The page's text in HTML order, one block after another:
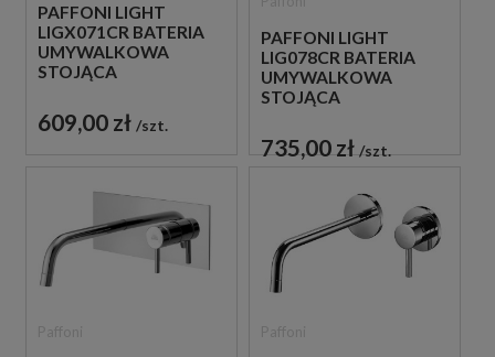
PAFFONI LIGHT
LIGX071CR BATERIA
UMYWALKOWA
STOJĄCA
CHROM
609,00 zł szt.
PAFFONI LIGHT
LIG078CR BATERIA
UMYWALKOWA
STOJĄCA
CHROM
735,00 zł szt.